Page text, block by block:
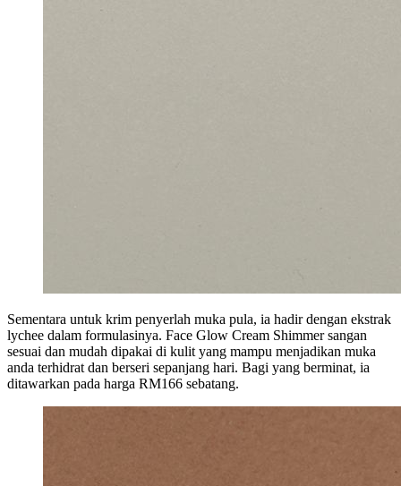
Sementara untuk krim penyerlah muka pula, ia hadir dengan ekstrak
lychee dalam formulasinya. Face Glow Cream Shimmer sangan
sesuai dan mudah dipakai di kulit yang mampu menjadikan muka
anda terhidrat dan berseri sepanjang hari. Bagi yang berminat, ia
ditawarkan pada harga RM166 sebatang.